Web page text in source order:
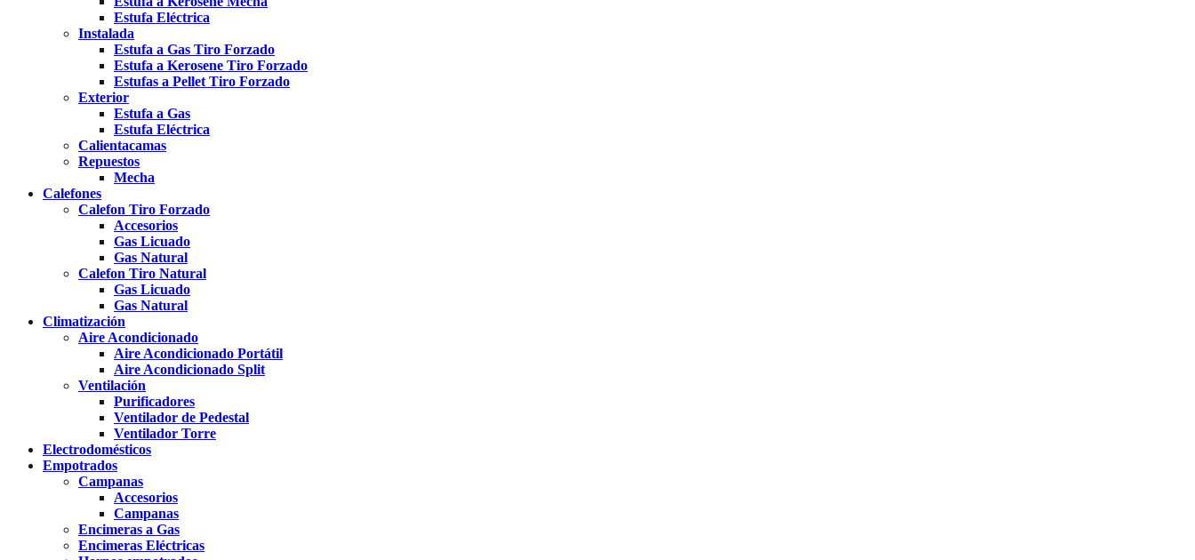
Estufa Eléctrica
Instalada
Estufa a Gas Tiro Forzado
Estufa a Kerosene Tiro Forzado
Estufas a Pellet Tiro Forzado
Exterior
Estufa a Gas
Estufa Eléctrica
Calientacamas
Repuestos
Mecha
Calefones
Calefon Tiro Forzado
Accesorios
Gas Licuado
Gas Natural
Calefon Tiro Natural
Gas Licuado
Gas Natural
Climatización
Aire Acondicionado
Aire Acondicionado Portátil
Aire Acondicionado Split
Ventilación
Purificadores
Ventilador de Pedestal
Ventilador Torre
Electrodomésticos
Empotrados
Campanas
Accesorios
Campanas
Encimeras a Gas
Encimeras Eléctricas